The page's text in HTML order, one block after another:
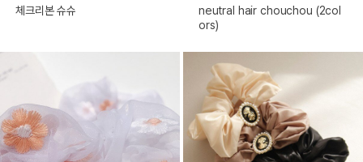
체크리본 슈슈
neutral hair chouchou (2col
ors)